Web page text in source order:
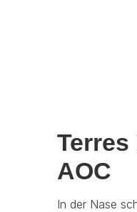
AOC
In der Nase